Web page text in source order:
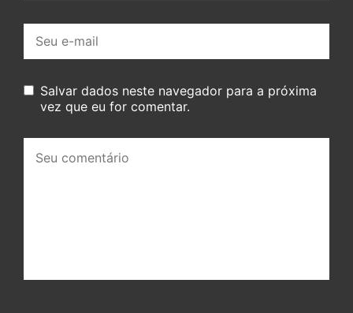
mail:
Salvar dados neste navegador para a próxima
vez que eu for comentar.
comentário: